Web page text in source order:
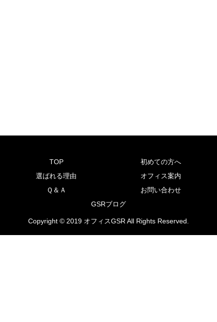
TOP
初めての方へ
選ばれる理由
オフィス案内
Ｑ＆Ａ
お問い合わせ
GSRブログ
Copyright © 2019 オフィスGSR All Rights Reserved.